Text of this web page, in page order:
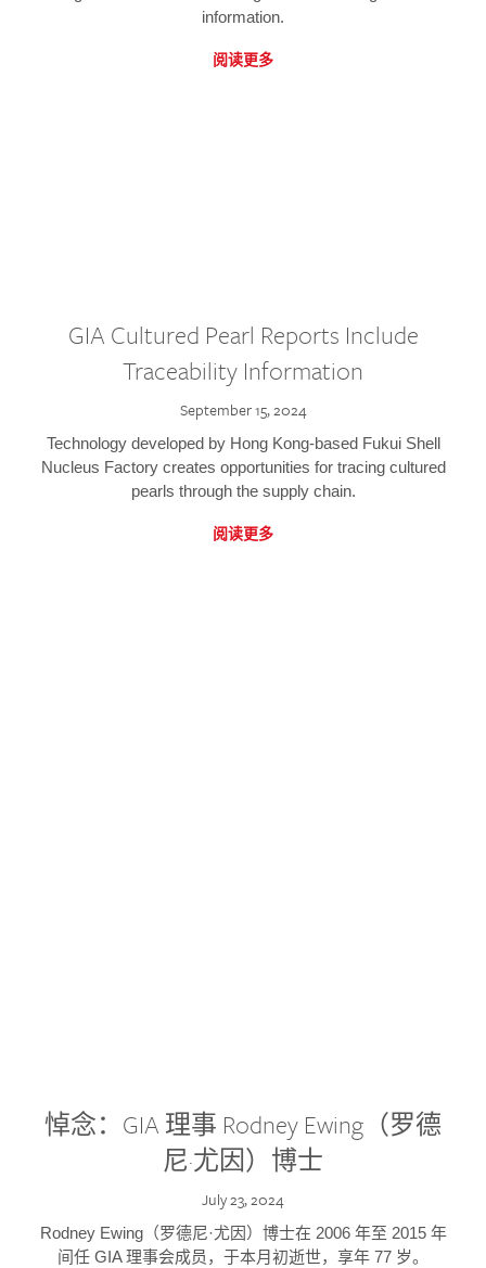
information.
阅读更多
GIA Cultured Pearl Reports Include
Traceability Information
September 15, 2024
Technology developed by Hong Kong-based Fukui Shell
Nucleus Factory creates opportunities for tracing cultured
pearls through the supply chain.
阅读更多
悼念：GIA 理事 Rodney Ewing（罗德
尼·尤因）博士
July 23, 2024
Rodney Ewing（罗德尼·尤因）博士在 2006 年至 2015 年
间任 GIA 理事会成员，于本月初逝世，享年 77 岁。